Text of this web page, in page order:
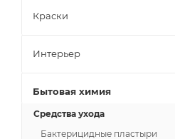
Краски
Интерьер
Бытовая химия
Средства ухода
Бактерицидные пластыри